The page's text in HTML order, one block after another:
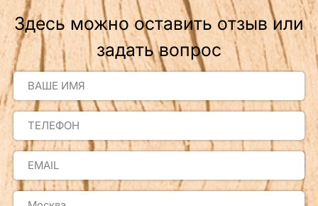
Здесь можно оставить отзыв или
задать вопрос